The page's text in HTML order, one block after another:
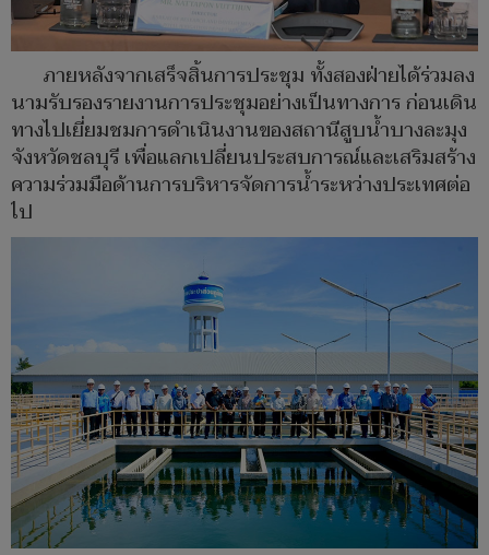
ภายหลังจากเสร็จสิ้นการประชุม ทั้งสองฝ่ายได้ร่วมลง
นามรับรองรายงานการประชุมอย่างเป็นทางการ ก่อนเดิน
ทางไปเยี่ยมชมการดำเนินงานของสถานีสูบน้ำบางละมุง
จังหวัดชลบุรี เพื่อแลกเปลี่ยนประสบการณ์และเสริมสร้าง
ความร่วมมือด้านการบริหารจัดการน้ำระหว่างประเทศต่อ
ไป